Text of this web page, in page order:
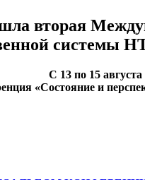
вторая
системы
С 13 по 15
«Состояние и